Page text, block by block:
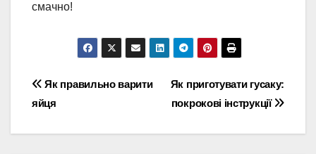
смачно!
Навігація
записів
Як приготувати гусаку:
покрокові інструкції
Як правильно варити
яйця